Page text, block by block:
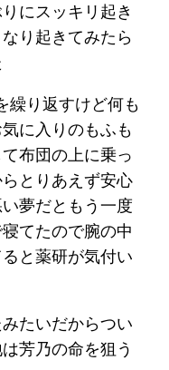
にスッキリ起き
り起きてみたら
繰り返すけど何も
に入りのもふも
布団の上に乗っ
とりあえず安心
夢だともう一度
てたので腕の中
と薬研が気付い
たいだからつい
芳乃の命を狙う